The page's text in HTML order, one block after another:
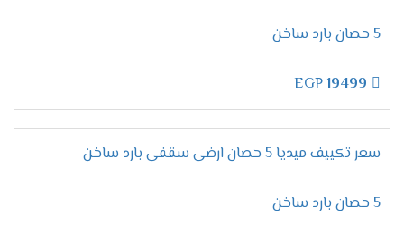
ضمان تكييف ميديا 2026
مهما تكلمنا عن مميزات وإمكانيات تكييف ميديا لا
تنتهى أبدا لأنه جهاز متكامل يجعلنا مستمتعين
بأوقاتنا نستطيع استخدامه فى جميع الاوقات كما أن
الشركة توفر لنا معه ضمان لمدة خمس سنوات شاملة
اسعار تكييف ميديا 2024
5 حصان بارد ساخن
19499
سعر تكييف ميديا 5 حصان ارضى سقفى بارد ساخن
5 حصان بارد ساخن